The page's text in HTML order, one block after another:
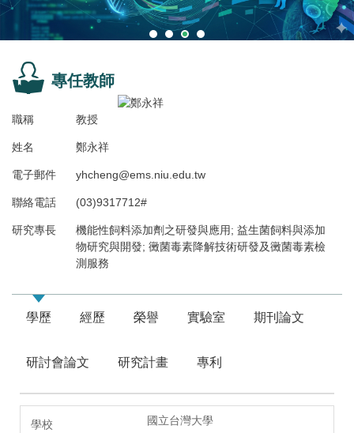
專任教師
職稱 教授
姓名 鄭永祥
電子郵件 yhcheng@ems.niu.edu.tw
聯絡電話 (03)9317712#
研究專長
機能性飼料添加劑之研發與應用; 益生菌飼料與添加
物研究與開發; 黴菌毒素降解技術研發及黴菌毒素檢
測服務
學歷 經歷 榮譽 實驗室 期刊論文
研討會論文 研究計畫 專利
國立台灣大學